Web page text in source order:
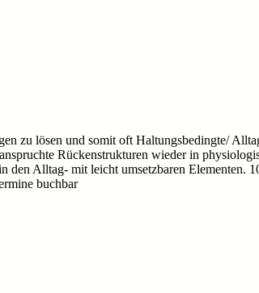
zu lösen und somit oft Haltungsbedingte/
Rückenstrukturen wieder in
Alltag- mit leicht umsetzbaren Elementen.
buchbar